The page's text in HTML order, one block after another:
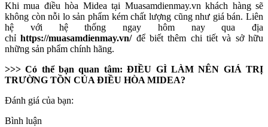
Khi mua điều hòa Midea tại Muasamdienmay.vn khách hàng sẽ
không còn nỗi lo sản phẩm kém chất lượng cũng như giá bán. Liên
hệ với hệ thống ngay hôm nay qua địa
chỉhttps://muasamdienmay.vn/để biết thêm chi tiết và sở hữu
những sản phẩm chính hãng.
>>> Có thể bạn quan tâm: ĐIỀU GÌ LÀM NÊN GIÁ TRỊ
TRƯỜNG TỒN CỦA ĐIỀU HÒA MIDEA?
Đánh giá của bạn:
Bình luận